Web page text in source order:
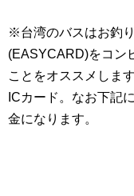
※台湾のバスはお釣
(EASYCARD)をコン
ことをオススメしま
ICカード。なお下記
金になります。